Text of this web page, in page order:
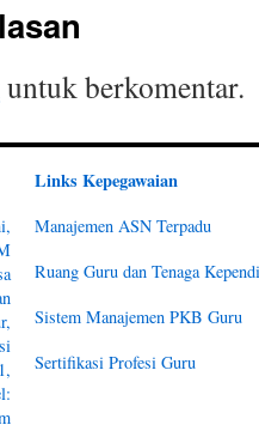
untuk berkomentar.
Links Kepegawaian
Manajemen ASN Terpadu
Ruang Guru dan Tenaga
Sistem Manajemen PKB Guru
Sertifikasi Profesi Guru